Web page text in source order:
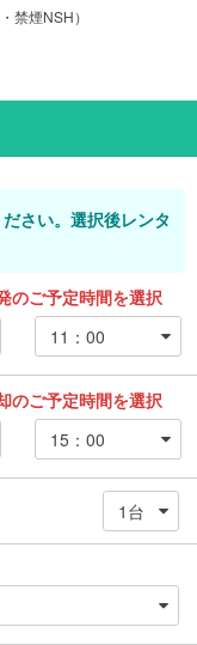
禁煙NSH）
さい。選択後レンタ
のご予定時間を選択
のご予定時間を選択